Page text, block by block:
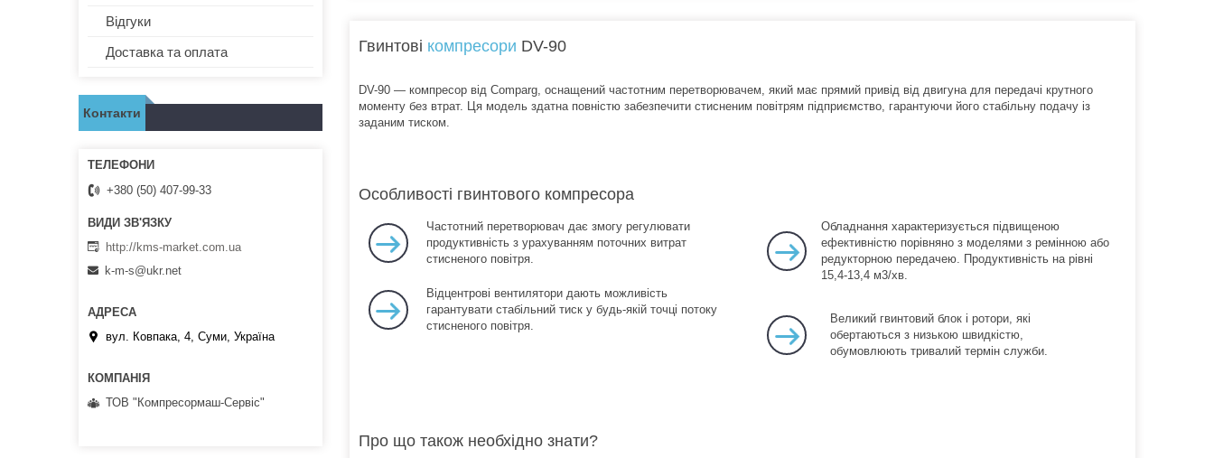
Гвинтові компресори DV-90
DV-90 — компресор від Comparg, оснащений частотним перетворювачем, який має прямий привід від двигуна для передачі крутного
моменту без втрат. Ця модель здатна повністю забезпечити стисненим повітрям підприємство, гарантуючи його стабільну подачу із
заданим тиском.
Особливості гвинтового компресора
Частотний перетворювач дає змогу регулювати
продуктивність з урахуванням поточних витрат
стисненого повітря.
Відцентрові вентилятори дають можливість
гарантувати стабільний тиск у будь-якій точці потоку
стисненого повітря.
Обладнання характеризується підвищеною
ефективністю порівняно з моделями з ремінною або
редукторною передачею. Продуктивність на рівні
15,4-13,4 м3/хв.
Великий гвинтовий блок і ротори, які
обертаються з низькою швидкістю,
обумовлюють тривалий термін служби.
Про що також необхідно знати?
Відгуки
Доставка та оплата
Контакти
+380 (50) 407-99-33
http://kms-market.com.ua
k-m-s@ukr.net
вул. Ковпака, 4, Суми, Україна
ТОВ "Компресормаш-Сервіс"